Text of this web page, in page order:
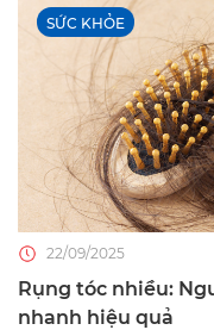
SỨC KHỎE
22/09/2025
Rụng tóc nhiều:
nhanh hiệu quả